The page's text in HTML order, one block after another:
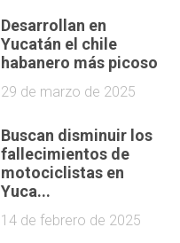
Desarrollan en
Yucatán el chile
habanero más picoso
29 de marzo de 2025
Buscan disminuir los
fallecimientos de
motociclistas en
Yuca...
14 de febrero de 2025